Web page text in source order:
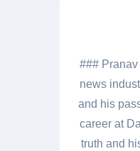
###
news
and his
career at
truth and